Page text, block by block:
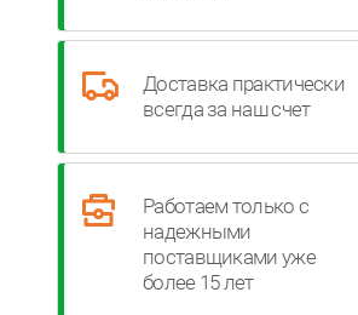
Доставка практически
всегда за наш счет
Работаем только с
надежными
поставщиками уже
более 15 лет